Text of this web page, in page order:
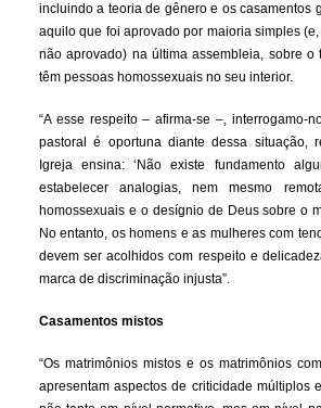
incluindo a teoria de gênero e os casamentos
aquilo que foi aprovado por maioria simples
não aprovado) na última assembleia, sobre o
têm pessoas homossexuais no seu interior.
“A esse respeito – afirma-se –, interrogamo-
pastoral é oportuna diante dessa situação,
Igreja ensina: ‘Não existe fundamento
estabelecer analogias, nem mesmo
homossexuais e o desígnio de Deus sobre o
No entanto, os homens e as mulheres com
devem ser acolhidos com respeito e
marca de discriminação injusta”.
Casamentos mistos
“Os matrimônios mistos e os matrimônios
apresentam aspectos de criticidade múltiplos